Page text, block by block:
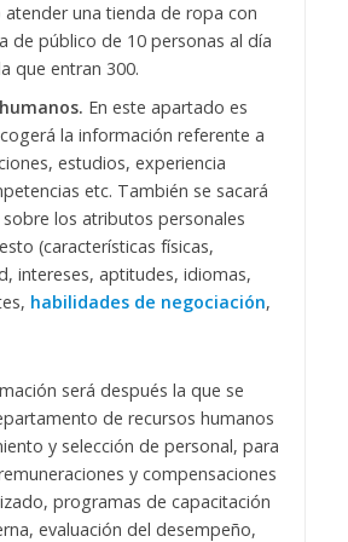
una tienda de ropa con
de público de 10 personas al día
que entran 300.
En este apartado es
la información referente a
estudios, experiencia
etc. También se sacará
los atributos personales
(características físicas,
intereses, aptitudes, idiomas,
habilidades de negociación,
será después la que se
de recursos humanos
y selección de personal, para
y compensaciones
programas de capacitación
evaluación del desempeño,